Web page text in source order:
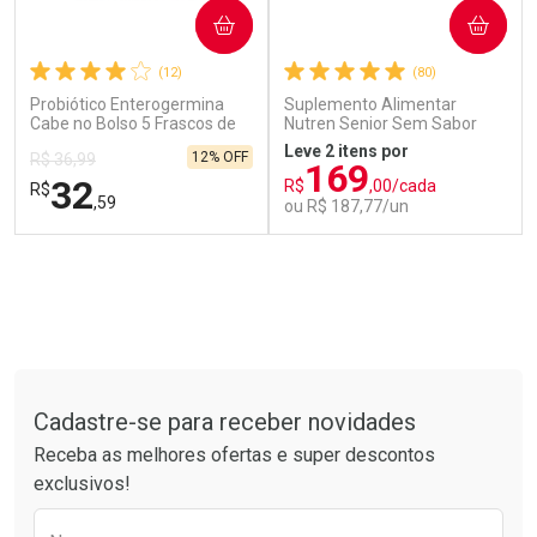
Ativar Desconto
Comprar sem Desconto
Comprar sem Desconto
Por R$ 42,70/cada
(12)
Probiótico Enterogermina
Cabe no Bolso 5 Frascos de
R$ 36,99
R$32,59
12% OFF
COMPRAR
(80)
Suplemento Alimentar
Nutren Senior Sem Sabor
740g
Leve 2 itens por
R$169,00/cada
ou R$ 187,77/un
COMPRAR
Cadastre-se para receber novidades
Receba as melhores ofertas e super descontos
exclusivos!